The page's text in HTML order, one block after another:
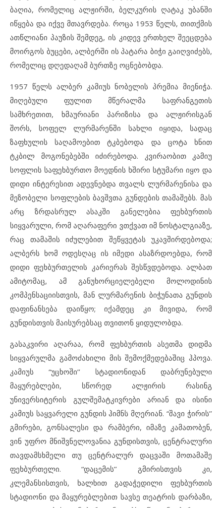
ბაღია, რომელიც ალჟირში, ბელკურის ღატაკ უბანში
იწყება და იქვე მთავრდება. როცა 1953 წელს, თითქმის
ათწლიანი პაუზის შემდეგ, ის კიდევ ერთხელ შეეცდება
მოირგოს ბუცები, ალბერში ის პატარა ბიჭი გაიღვიძებს,
რომელიც დღედაღამ ბურთზე ოცნებობდა.
1957 წელს ალბერ კამიუს ნობელის პრემია მიენიჭა.
მიღებული ფულით მწერალმა საფრანგეთის
სამხრეთით, ხმაურიანი პარიზისა და ალჟირისგან
შორს, სოფელ ლურმარენში სახლი იყიდა, სადაც
ზაფხულის საღამოებით ტკბებოდა და ცოტა ხნით
ტკბილ მოგონებებში იძირებოდა. კვირაობით კამიუ
სოფლის საფეხბურთო მოედნის ხშირი სტუმარი იყო და
დიდი ინტერესით ადევნებდა თვალს ლურმარენისა და
მეზობელი სოფლების ბავშვთა გუნდების თამაშებს. მას
არც ზრდასრულ ასაკში განელებია ფეხბურთის
სიყვარული, რომ აღარაფერი ვთქვათ იმ ნოსტალგიაზე,
რაც თამაშის იძულებით შეწყვეტას უკავშირდებოდა;
ალბერს ხომ ოდესღაც ის იმედი ასაზრდოებდა, რომ
დიდი ფეხბურთელის კარიერას შესწვდებოდა. ალბათ
ამიტომაც, ამ განუხორციელებელი მოლოდინის
კომპენსაციისთვის, მან ლურმარენის ბიჭუნათა გუნდის
დაფინანსება დაიწყო; იქამდეც კი მივიდა, რომ
გუნდისთვის მაისურებსაც თვითონ ყიდულობდა.
გასაკვირი აღარაა, რომ ფეხბურთის ასეთმა დიდმა
სიყვარულმა გამოძახილი მის შემოქმედებაშიც ჰპოვა.
კამიუს “უცხოში’’ სტადიონიდან დაბრუნებული
მაყურებლები, სწორედ ალჟირის რასინგ
უნივერსიტერის გულშემატკივრები არიან და ისინი
კამიუს საყვარელი გუნდის ჰიმნს მღერიან. “შავი ჭირის’’
გმირები, გონსალესი და რამბერი, იმაზე კამათობენ,
ვინ უფრო მნიშვნელოვანია გუნდისთვის, ცენტრალური
თავდამსხმელი თუ ცენტრალურ დაცვაში მოთამაშე
ფეხბურთელი. “დაცემის’’ გმირისთვის კი,
კლემანსისთვის, ხალხით გადაჭედილი ფეხბურთის
სტადიონი და მაყურებლებით სავსე თეატრის დარბაზი,